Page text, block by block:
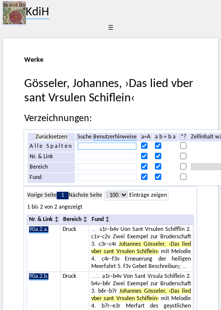
KdiH
☰
Werke
Gösseler, Johannes, ›Das lied vber
sant Vrsulen Schiflein‹
Verzeichnungen:
Zurücksetzen SucheBenutzerhinweise a=A a b = b a *?
Zellinhalt
Alle Spalten
Nr. & Link
Bereich
Fund
Vorige Seite 1 Nächste Seite
Einträge zeigen
1 bis 2 von 2 angezeigt
Nr. & Link Bereich
Fund
90a.2.a.
Druck
. a1r–b4v Uon Sant Vrsulen Schifflin 2.
c1v–c2v Zwei Exempel zur Bruderschaft
3. c3r–c4rJohannes Gösseler, ›Das lied
vber sant Vrsulen Schiflein‹ mit Melodie
4. c4r–f3v Erneuerung der heiligen
Meerfahrt 5. f3v Gebet Beschreibung:
90a.2.b.
Druck
1. a1r–b4v Von Sant Vrsula Schiflein 2.
b4v–b6r Zwei Exempel zur Bruderschaft
3. b6r–b7rJohannes Gösseler, ›Das lied
vber sant Vrsulen Schiflein‹ mit Melodie
4. b7r–e3r Merfart des geystlichen